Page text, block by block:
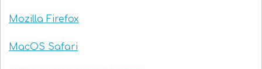
Mozilla Firefox
MacOS Safari